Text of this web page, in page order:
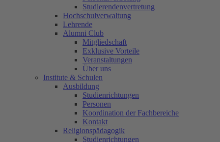
Studierendenvertretung
Hochschulverwaltung
Lehrende
Alumni Club
Mitgliedschaft
Exklusive Vorteile
Veranstaltungen
Über uns
Institute & Schulen
Ausbildung
Studienrichtungen
Personen
Koordination der Fachbereiche
Kontakt
Religionspädagogik
Studienrichtungen